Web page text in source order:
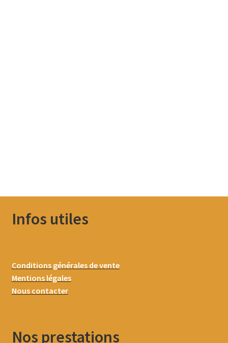
Infos utiles
Conditions générales de vente
Mentions légales
Nous contacter
Nos prestations